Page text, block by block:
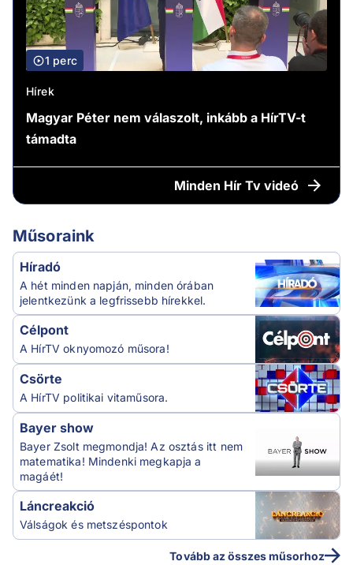
1 perc
Hírek
Magyar Péter nem válaszolt, inkább a HírTV-t
támadta
Minden Hír Tv videó
Műsoraink
Híradó
A hét minden napján, minden órában
jelentkezünk a legfrissebb hírekkel.
Célpont
A HírTV oknyomozó műsora!
Csörte
A HírTV politikai vitaműsora.
Bayer show
Bayer Zsolt megmondja! Az osztás itt nem
matematika! Mindenki megkapja a
magáét!
Láncreakció
Válságok és metszéspontok
Tovább az összes műsorhoz